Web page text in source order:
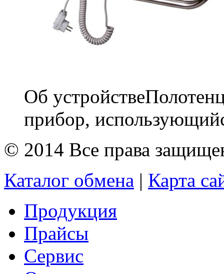
Об
прибор,
© 2014 Все права
Каталог обмена | Карта
Продукция
Прайсы
Сервис